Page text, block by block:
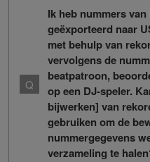
Ik heb nummers
geëxporteerd naar
met behulp van
vervolgens de
beatpatroon,
op een DJ-speler.
bijwerken] van
gebruiken om de
nummergegevens
verzameling te